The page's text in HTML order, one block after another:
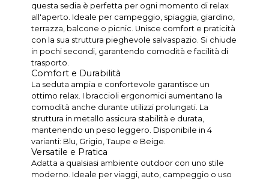
questa sedia è perfetta per ogni momento di relax
all'aperto. Ideale per campeggio, spiaggia, giardino,
terrazza, balcone o picnic. Unisce comfort e praticità
con la sua struttura pieghevole salvaspazio. Si chiude
in pochi secondi, garantendo comodità e facilità di
trasporto.
Comfort e Durabilità
La seduta ampia e confortevole garantisce un
ottimo relax. I braccioli ergonomici aumentano la
comodità anche durante utilizzi prolungati. La
struttura in metallo assicura stabilità e durata,
mantenendo un peso leggero. Disponibile in 4
varianti: Blu, Grigio, Taupe e Beige.
Versatile e Pratica
Adatta a qualsiasi ambiente outdoor con uno stile
moderno. Ideale per viaggi, auto, campeggio o uso